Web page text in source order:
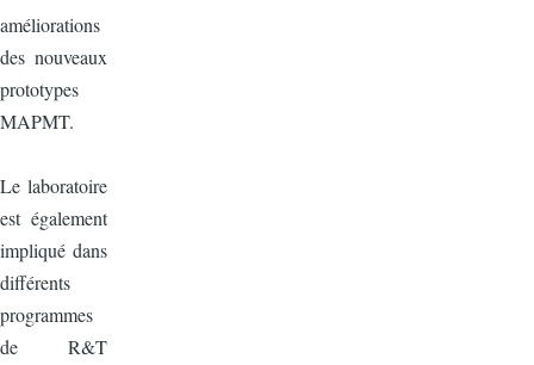
améliorations
des nouveaux
prototypes
MAPMT.
Le laboratoire
est également
impliqué dans
différents
programmes
de R&T